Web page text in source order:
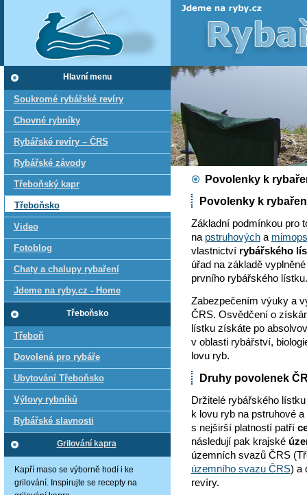
Povolenky k
Povolenky k
Základní podmínkou pro
na pstruhovýcha
vlastnictví rybářského
úřad na základě
prvního rybářského lístku.
Zabezpečením výuky a
ČRS. Osvědčení o
lístku získáte po
v oblasti rybářství,
lovu ryb.
Druhy povolenek
Držitelé rybářského
k lovu ryb na pstruhové
s nejširší platností patří
následují pak krajské
územních svazů ČRS
územního svazu ČRS) a
revíry.
Hlavní menu
Soukromé rybářské revíry
Chovné rybníky
Rybářské revíry – ČRS
Rybářské závody
Třeboňský kapr
Třeboňsko
Video
Fotoblog
Chaty a chalupy rybaření
Jdeme na ryby.cz - Home
Třeboňsko
Třeboň
Dovolená pro rybáře
Ubytování Třeboňsko
Výlovy rybníků
Rybářské slavnosti
Grilování kapra
Kapří maso se výborně hodí i ke
grilování. Inspirujte se recepty na